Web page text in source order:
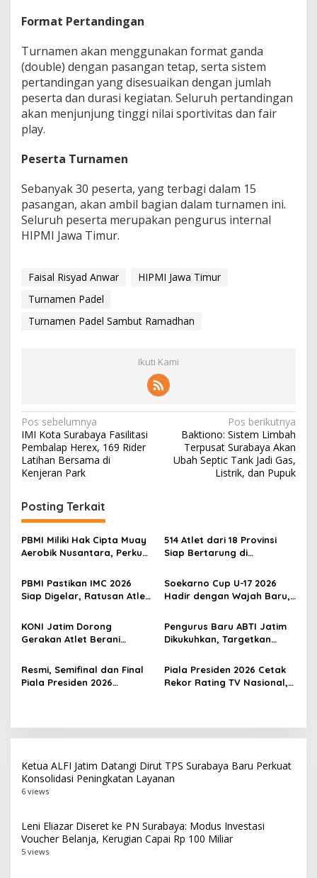
Format Pertandingan
Turnamen akan menggunakan format ganda
(double) dengan pasangan tetap, serta sistem
pertandingan yang disesuaikan dengan jumlah
peserta dan durasi kegiatan. Seluruh pertandingan
akan menjunjung tinggi nilai sportivitas dan fair
play.
Peserta Turnamen
Sebanyak 30 peserta, yang terbagi dalam 15
pasangan, akan ambil bagian dalam turnamen ini.
Seluruh peserta merupakan pengurus internal
HIPMI Jawa Timur.
Faisal Risyad Anwar
HIPMI Jawa Timur
Turnamen Padel
Turnamen Padel Sambut Ramadhan
Ikuti Kami
N
a
v
i
g
a
s
i
p
o
s
Pos sebelumnya
IMI Kota Surabaya Fasilitasi
Pembalap Herex, 169 Rider
Latihan Bersama di
Kenjeran Park
Pos berikutnya
Baktiono: Sistem Limbah
Terpusat Surabaya Akan
Ubah Septic Tank Jadi Gas,
Listrik, dan Pupuk
Posting Terkait
PBMI Miliki Hak Cipta Muay
Aerobik Nusantara, Perkuat
Indonesia
514 Atlet dari 18 Provinsi
Siap Bertarung di
Championship 2026 di
Bekasi
PBMI Pastikan IMC 2026
Siap Digelar, Ratusan Atlet
di Bekasi
Soekarno Cup U-17 2026
Hadir dengan Wajah Baru,
Penghargaan Man of the
Match
KONI Jatim Dorong
Gerakan Atlet Berani
Tekanan Mental Atlet Laki-
Laki
Pengurus Baru ABTI Jatim
Dikukuhkan, Targetkan
Barometer Bola Tangan
Indonesia
Resmi, Semifinal dan Final
Piala Presiden 2026
Piala Presiden 2026 Cetak
Rekor Rating TV Nasional,
Ketua ALFI Jatim Datangi Dirut TPS Surabaya Baru Perkuat
Konsolidasi Peningkatan Layanan
6 views
Leni Eliazar Diseret ke PN Surabaya: Modus Investasi
Voucher Belanja, Kerugian Capai Rp 100 Miliar
5 views